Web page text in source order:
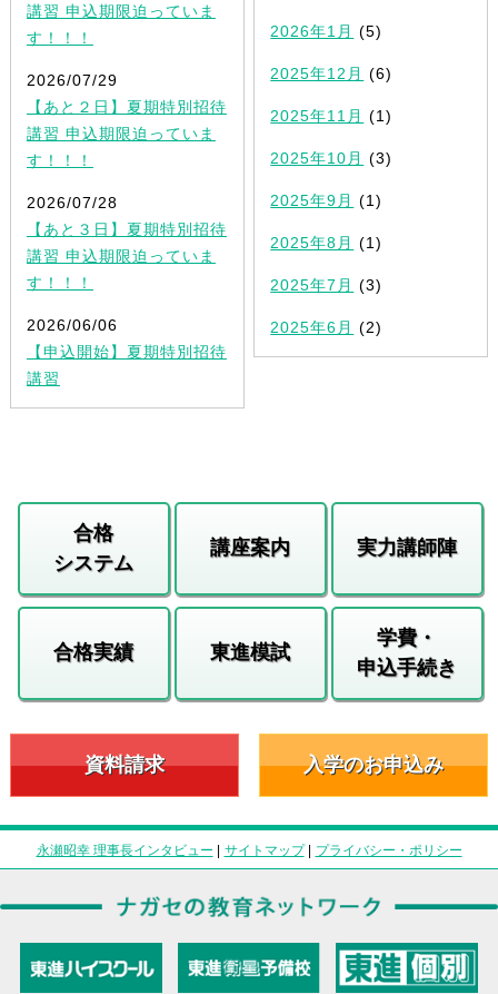
講習 申込期限迫っていま
す！！！
2026/07/29
【あと２日】夏期特別招待
講習 申込期限迫っていま
す！！！
2026/07/28
【あと３日】夏期特別招待
講習 申込期限迫っていま
す！！！
2026/06/06
【申込開始】夏期特別招待
講習
2026年1月 (5)
2025年12月 (6)
2025年11月 (1)
2025年10月 (3)
2025年9月 (1)
2025年8月 (1)
2025年7月 (3)
2025年6月 (2)
合格
システム
講座案内 実力講師陣
合格実績 東進模試
学費・
申込手続き
資料請求 入学のお申込み
永瀬昭幸 理事長インタビュー | サイトマップ| プライバシー・ポリシー